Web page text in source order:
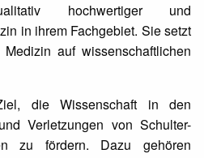
hochwertiger und
in ihrem Fachgebiet. Sie setzt
auf wissenschaftlichen
die Wissenschaft in den
Verletzungen von Schulter-
zu fördern. Dazu gehören